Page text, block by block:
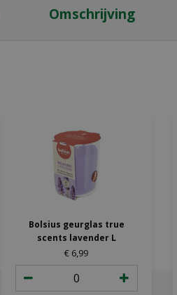
Omschrijving
Bolsius geurglas true
scents lavender L
€ 6,99